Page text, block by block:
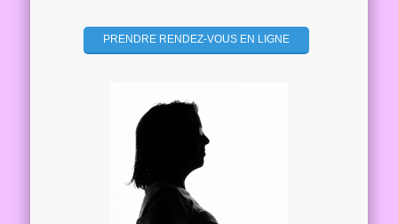
PRENDRE RENDEZ-VOUS EN LIGNE